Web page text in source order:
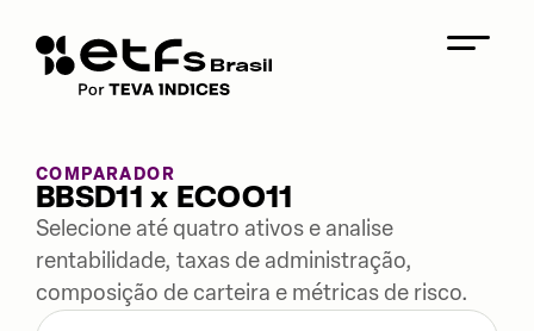
COMPARADOR
BBSD11 x ECOO11
Selecione até quatro ativos e analise
rentabilidade, taxas de administração,
composição de carteira e métricas de risco.